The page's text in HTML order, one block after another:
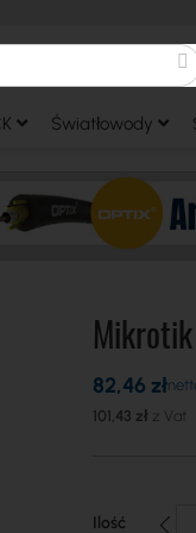
Światłowody
101,43 zł
82,46 zł
Ilość